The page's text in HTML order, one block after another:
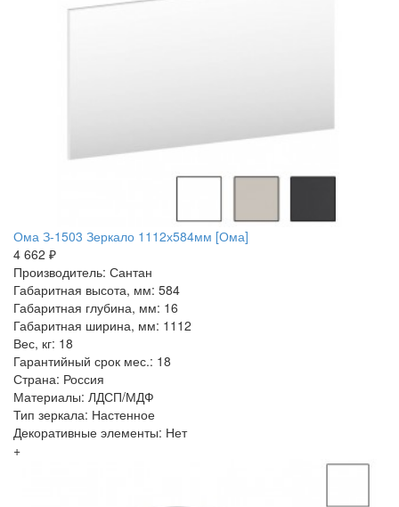
Ома З-1503 Зеркало 1112х584мм [Ома]
4 662 ₽
Производитель: Сантан
Габаритная высота, мм: 584
Габаритная глубина, мм: 16
Габаритная ширина, мм: 1112
Вес, кг: 18
Гарантийный срок мес.: 18
Страна: Россия
Материалы: ЛДСП/МДФ
Тип зеркала: Настенное
Декоративные элементы: Нет
+